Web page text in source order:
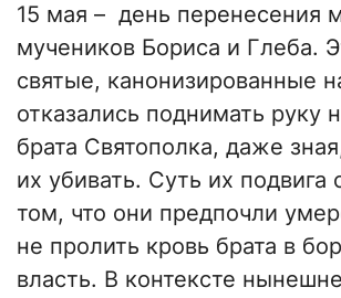
​15 мая – день перенесения
мучеников Бориса и Глеба.
святые, канонизированные
отказались поднимать руку
брата Святополка, даже
их убивать. Суть их подвига
том, что они предпочли
не пролить кровь брата в
власть. В контексте